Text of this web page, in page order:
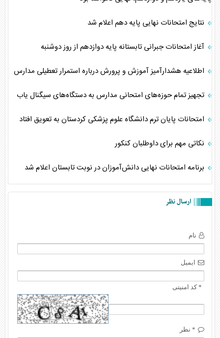
نتایج امتحانات نهایی پایه دهم اعلام شد
آغاز امتحانات جبرانی تابستانه پایه دوازدهم از روز دوشنبه
اطلاعیه هشدارآمیز آموزش و پرورش درباره استمرار تعطیلی مدارس
تجهیز تمام حوزه‌های امتحانی مدارس به دستگاه‌های سیگنال یاب
امتحانات پایان ترم دانشگاه علوم پزشکی کردستان به تعویق افتاد
نکاتی مهم برای داوطلبان کنکور
برنامه امتحانات نهایی دانش‌آموزان در نوبت تابستان اعلام شد
ارسال نظر
نام
ایمیل
* کد امنیتی
* نظر